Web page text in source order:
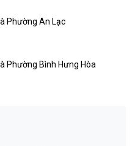
Phường An Lạc
Phường Bình Hưng Hòa